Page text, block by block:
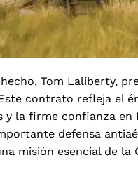
Tom Laliberty,
contrato refleja el
y la firme confianza
defensa
misión esencial de la